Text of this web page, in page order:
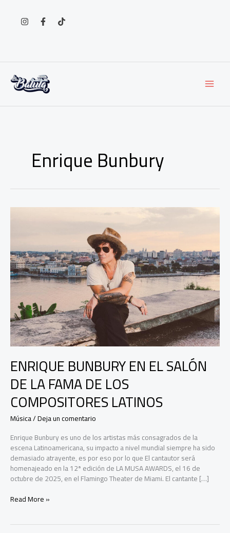
contenido
Enrique Bunbury
ENRIQUE BUNBURY EN EL SALÓN
DE LA FAMA DE LOS
COMPOSITORES LATINOS
Música/Deja un comentario
Enrique Bunbury es uno de los artistas más consagrados de la
escena Latinoamericana, su impacto a nivel mundial siempre ha sido
demasiado atrayente, es por eso por lo que El cantautor será
homenajeado en la 12ª edición de LA MUSA AWARDS, el 16 de
octubre de 2025, en el Flamingo Theater de Miami. El cantante […]
ENRIQUE BUNBURY
Read More »